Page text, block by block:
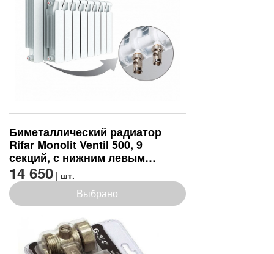
Биметаллический радиатор
Rifar Monolit Ventil 500, 9
секций, с нижним левым
подключением
14 650 | шт.
Выбрано